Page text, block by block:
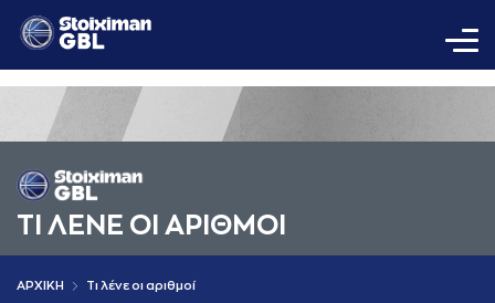
ΤΙ ΛΕΝΕ ΟΙ AΡΙΘΜΟΙ
AΡΧΙΚΗ Τι λένε οι αριθμοί